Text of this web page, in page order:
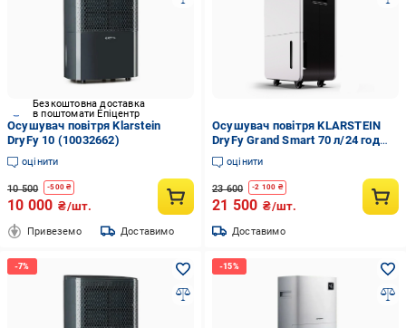
Безкоштовна доставка
в поштомати Епіцентр
Осушувач повітря Klarstein
DryFy 10 (10032662)
оцінити
10 500 -500 ₴
10 000 ₴/шт.
Привеземо Доставимо
Осушувач повітря KLARSTEIN
DryFy Grand Smart 70 л/24 год
(10045545)
оцінити
23 600 -2 100 ₴
21 500 ₴/шт.
Доставимо